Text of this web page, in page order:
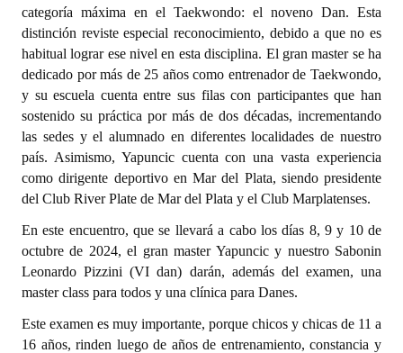
Ejecución Presupuestaria
Actas de Audiencias Públicas
NORMATIVA
Comunicaciones
Declaraciones
Resoluciones de Presidencia
INSTITUCIONAL
Antiguos Pobladores
categoría máxima en el Taekwondo: el noveno Dan. Esta
distinción reviste especial reconocimiento, debido a que no es
habitual lograr ese nivel en esta disciplina. El gran master se ha
dedicado por más de 25 años como entrenador de Taekwondo,
y su escuela cuenta entre sus filas con participantes que han
sostenido su práctica por más de dos décadas, incrementando
las sedes y el alumnado en diferentes localidades de nuestro
país. Asimismo, Yapuncic cuenta con una vasta experiencia
como dirigente deportivo en Mar del Plata, siendo presidente
del Club River Plate de Mar del Plata y el Club Marplatenses.
En este encuentro, que se llevará a cabo los días 8, 9 y 10 de
octubre de 2024, el gran master Yapuncic y nuestro Sabonin
Leonardo Pizzini (VI dan) darán, además del examen, una
master class para todos y una clínica para Danes.
Este examen es muy importante, porque chicos y chicas de 11 a
16 años, rinden luego de años de entrenamiento, constancia y